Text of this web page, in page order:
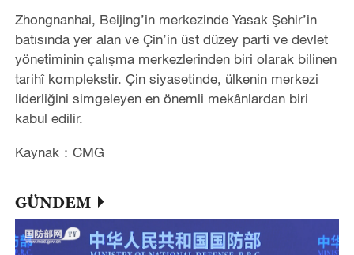
Zhongnanhai, Beijing’in merkezinde Yasak Şehir’in
batısında yer alan ve Çin’in üst düzey parti ve devlet
yönetiminin çalışma merkezlerinden biri olarak bilinen
tarihî komplekstir. Çin siyasetinde, ülkenin merkezi
liderliğini simgeleyen en önemli mekânlardan biri
kabul edilir.
Kaynak：CMG
GÜNDEM